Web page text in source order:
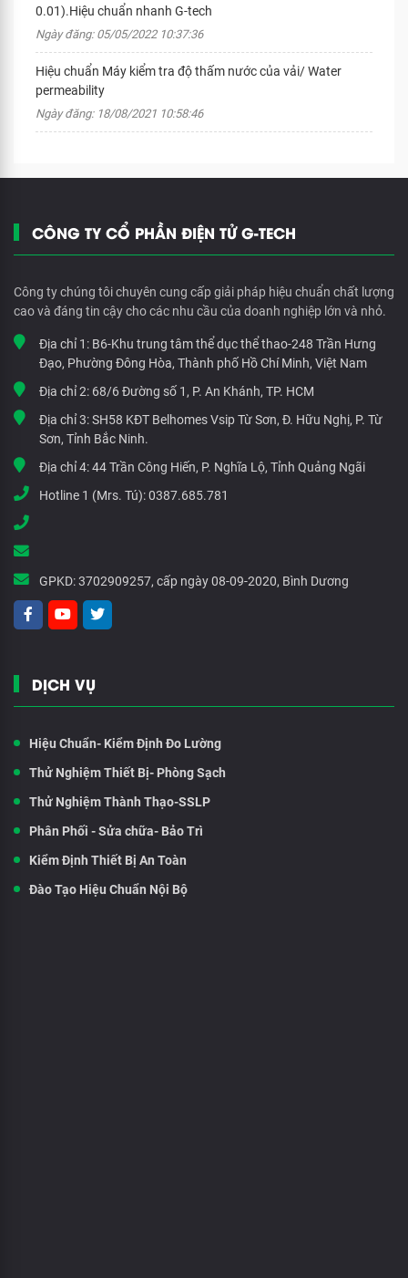
0.01).Hiệu chuẩn nhanh G-tech
Ngày đăng: 05/05/2022 10:37:36
Hiệu chuẩn Máy kiểm tra độ thấm nước của vải/ Water
permeability
Ngày đăng: 18/08/2021 10:58:46
CÔNG TY CỔ PHẦN ĐIỆN TỬ G-TECH
Công ty chúng tôi chuyên cung cấp giải pháp hiệu chuẩn chất lượng
cao và đáng tin cậy cho các nhu cầu của doanh nghiệp lớn và nhỏ.
Địa chỉ 1: B6-Khu trung tâm thể dục thể thao-248 Trần Hưng
Đạo, Phường Đông Hòa, Thành phố Hồ Chí Minh, Việt Nam
Địa chỉ 2: 68/6 Đường số 1, P. An Khánh, TP. HCM
Địa chỉ 3:SH58 KĐT Belhomes Vsip Từ Sơn, Đ. Hữu Nghị, P. Từ
Sơn, Tỉnh Bắc Ninh.
Địa chỉ 4:44 Trần Công Hiến, P. Nghĩa Lộ, Tỉnh Quảng Ngãi
Hotline 1 (Mrs. Tú):0387.685.781
GPKD:3702909257, cấp ngày 08-09-2020, Bình Dương
DỊCH VỤ
Hiệu Chuẩn- Kiểm Định Đo Lường
Thử Nghiệm Thiết Bị- Phòng Sạch
Thử Nghiệm Thành Thạo-SSLP
Phân Phối - Sửa chữa- Bảo Trì
Kiểm Định Thiết Bị An Toàn
Đào Tạo Hiệu Chuẩn Nội Bộ